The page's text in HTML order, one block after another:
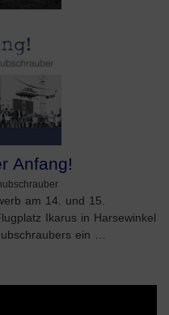
Anfang!
am 14. und 15.
Ikarus in Harsewinkel
ein …